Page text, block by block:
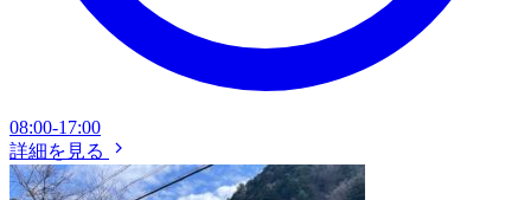
08:00-17:00
詳細を見る